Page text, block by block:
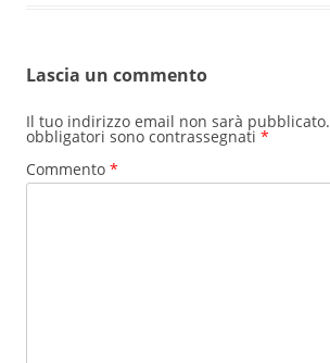
Lascia un commento
Il tuo indirizzo email non sarà pubblicato.
obbligatori sono contrassegnati *
Commento *